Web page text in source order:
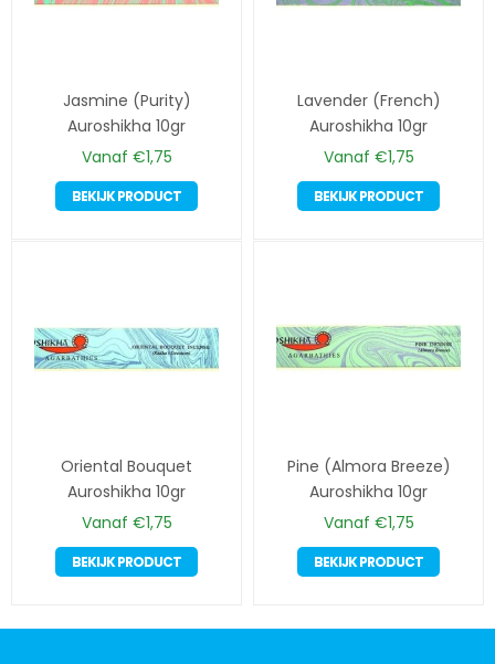
Jasmine (Purity)
Auroshikha 10gr
Vanaf €1,75
BEKIJK PRODUCT
Dit
product
optie
kan
productpagina
Lavender (French)
Auroshikha 10gr
Vanaf €1,75
BEKIJK PRODUCT
Dit
optie
kan
de
Oriental Bouquet
Auroshikha 10gr
Vanaf €1,75
BEKIJK PRODUCT
Dit
product
meerdere
Pine (Almora Breeze)
Auroshikha 10gr
Vanaf €1,75
BEKIJK PRODUCT
Dit